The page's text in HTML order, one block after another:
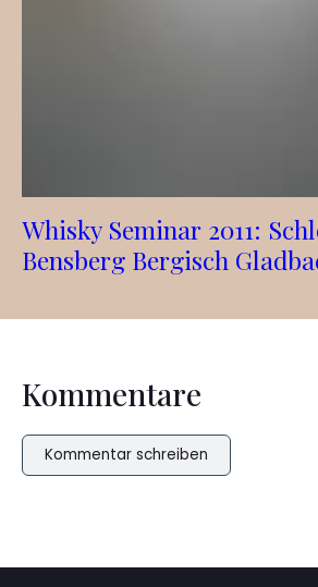
Whisky Seminar 2011:
Bensberg Bergisch
Kommentare
Kommentar schreiben